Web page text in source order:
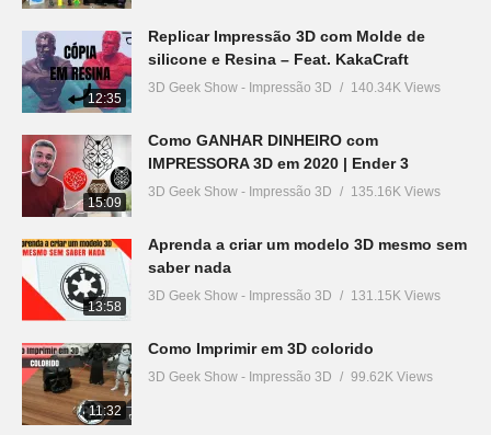
12:35
Replicar Impressão 3D com Molde de
silicone e Resina – Feat. KakaCraft
3D Geek Show - Impressão 3D 140.34K Views
15:09
Como GANHAR DINHEIRO com
IMPRESSORA 3D em 2020 | Ender 3
3D Geek Show - Impressão 3D 135.16K Views
13:58
Aprenda a criar um modelo 3D mesmo sem
saber nada
3D Geek Show - Impressão 3D 131.15K Views
11:32
Como Imprimir em 3D colorido
3D Geek Show - Impressão 3D 99.62K Views